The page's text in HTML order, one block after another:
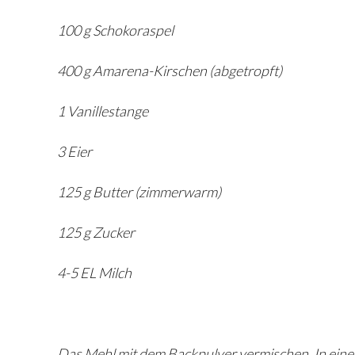
100 g Schokoraspel
400 g Amarena-Kirschen (abgetropft)
1 Vanillestange
3 Eier
125 g Butter (zimmerwarm)
125 g Zucker
4-5 EL Milch